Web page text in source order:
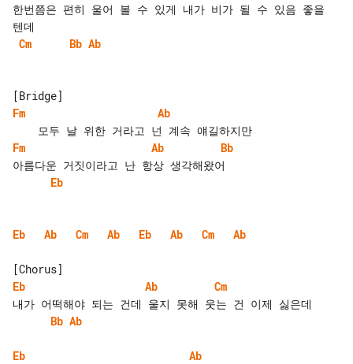
한번쯤은 편히 울어 볼 수 있게 내가 비가 될 수 있음 좋을
Cm
Bb Ab
Fm
Ab
Fm
Ab
Bb
Eb
Eb Ab Cm Ab Eb Ab Cm Ab
Eb
Ab
Cm
Bb Ab
Eb
Ab